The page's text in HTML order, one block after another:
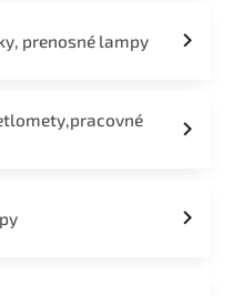
prenosné lampy